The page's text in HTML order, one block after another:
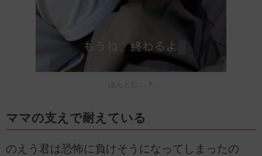
「ほんとに…？」
ママの支えで耐えている
のえう君は恐怖に負けそうになってしまったの